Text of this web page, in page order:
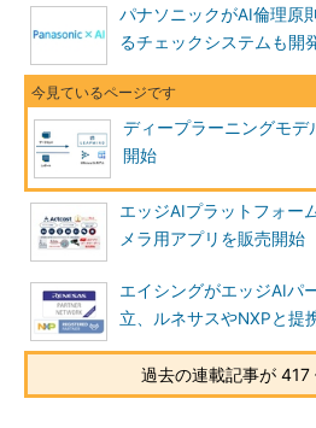
パナソニックがAI倫理原
るチェックシステムも開
ディープラーニングモデ
開始
エッジAIプラットフォー
メラ用アプリを販売開始
エイシングがエッジAIパ
立、ルネサスやNXPと提
過去の連載記事が 417